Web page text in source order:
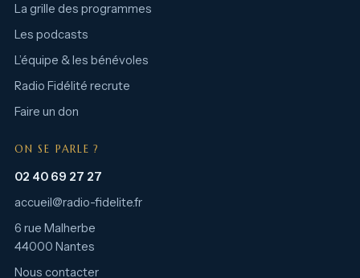
La grille des programmes
Les podcasts
L’équipe & les bénévoles
Radio Fidélité recrute
Faire un don
ON SE PARLE ?
02 40 69 27 27
accueil@radio-fidelite.fr
6 rue Malherbe
44000 Nantes
Nous contacter